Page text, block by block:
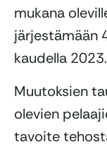
mukana
järjestämään
kaudella 2023.
Muutoksien
olevien
tavoite